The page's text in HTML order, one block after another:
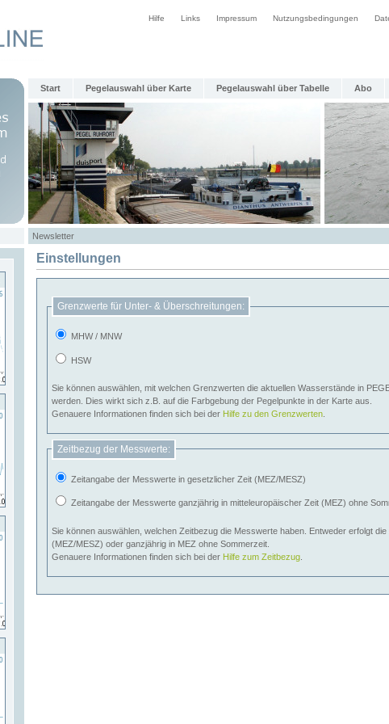
Hilfe Links Impressum Nutzungsbedingungen
Start Pegelauswahl über Karte Pegelauswahl über Tabelle Abo
Newsletter
Einstellungen
Grenzwerte für Unter- & Überschreitungen:
MHW / MNW
HSW
Sie können auswählen, mit welchen Grenzwerten die aktuellen Wasserstände in
werden. Dies wirkt sich z.B. auf die Farbgebung der Pegelpunkte in der Karte aus.
Genauere Informationen finden sich bei der Hilfe zu den Grenzwerten
Zeitbezug der Messwerte:
Zeitangabe der Messwerte in gesetzlicher Zeit (MEZ/MESZ)
Zeitangabe der Messwerte ganzjährig in mitteleuropäischer Zeit (MEZ) ohne
Sie können auswählen, welchen Zeitbezug die Messwerte haben. Entweder erfolgt
(MEZ/MESZ) oder ganzjährig in MEZ ohne Sommerzeit.
Genauere Informationen finden sich bei der Hilfe zum Zeitbezug